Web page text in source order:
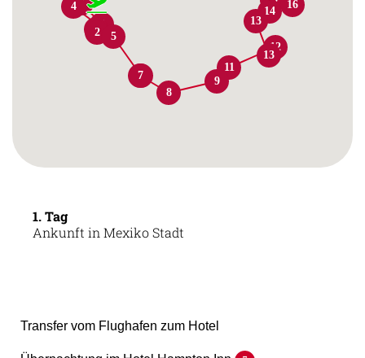
1
2
3
4
4
5
6
7
8
9
11
12
13
13
14
14
15 16
1. Tag
Ankunft in Mexiko Stadt
Transfer vom Flughafen zum Hotel